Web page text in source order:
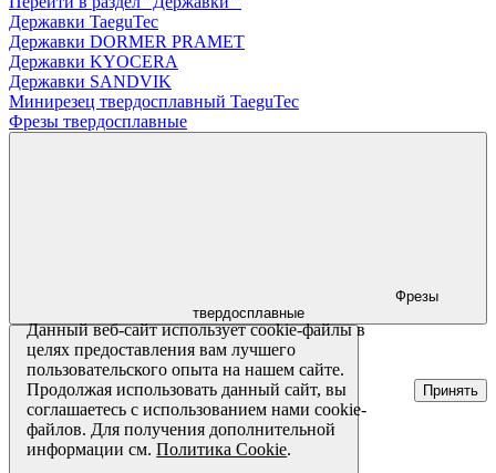
Державки TaeguTec
Державки DORMER PRAMET
Державки KYOCERA
Державки SANDVIK
Минирезец твердосплавный TaeguTec
Фрезы твердосплавные
Фрезы
твердосплавные
Данный веб-сайт использует cookie-файлы в
целях предоставления вам лучшего
пользовательского опыта на нашем сайте.
Продолжая использовать данный сайт, вы
соглашаетесь с использованием нами cookie-
файлов. Для получения дополнительной
информации см.Политика Cookie.
Принять